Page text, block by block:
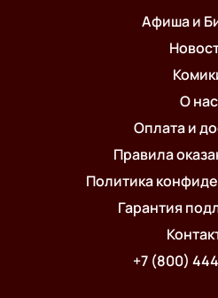
Афиша и
О нас
Оплата и
Правила
Политика
Гарантия
+7 (800)